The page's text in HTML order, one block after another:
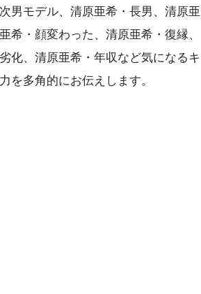
男モデル、清原亜希・長男、清原亜
希・顔変わった、清原亜希・復縁、
化、清原亜希・年収など気になるキ
を多角的にお伝えします。